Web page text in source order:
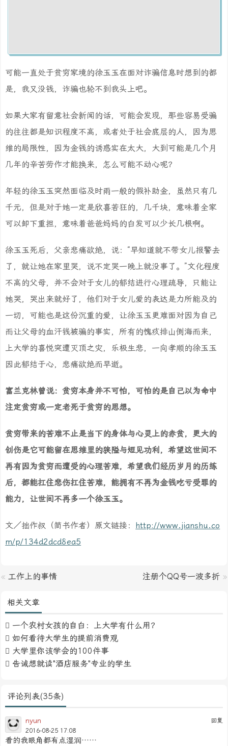
可能一直处于贫穷家境的徐玉玉在面对诈骗信息时想到的都
是，我又没钱，诈骗也轮不到我头上吧。
如果大家有留意社会新闻的话，可能会发现，那些容易受骗
的往往都是知识程度不高，或者处于社会底层的人，因为思
维的局限性，因为金钱的诱惑实在太大，大到可能是几个月
几年的辛苦劳作才能换来，怎么可能不动心呢？
年轻的徐玉玉突然面临及时雨一般的假补助金，虽然只有几
千元，但是对于她一定是欣喜若狂的，几千块，意味着全家
可以卸下重担，意味着爸爸妈妈的白发可以少长几根啊。
徐玉玉死后，父亲悲痛欲绝，说：“早知道就不带女儿报警去
了，就让她在家里哭，说不定哭一晚上就没事了。”文化程度
不高的父母，并不会对于女儿的郁结进行心理疏导，只能让
她哭，哭出来就好了，他们对于女儿爱的表达是力所能及的
一切，可能也是这份沉重的爱，让徐玉玉更难面对因为自己
而让父母的血汗钱被骗的事实，所有的愧疚排山倒海而来，
上大学的喜悦突遭灭顶之灾，乐极生悲，一向孝顺的徐玉玉
因此郁结于心，悲痛欲绝而早逝。
富兰克林曾说：贫穷本身并不可怕，可怕的是自己以为命中
注定贫穷或一定老死于贫穷的思想。
贫穷带来的苦难不止是当下的身体与心灵上的赤贫，更大的
创伤是它可能留在思维里的狭隘与短见功利，希望这世间不
再有因为贫穷而遭受的心理苦难，希望我们经历岁月的历练
后，都能扛住悲伤扛住苦难，能拥有不再为金钱吃亏受罪的
能力，让世间不再多一个徐玉玉。
文／拙作叔（简书作者）原文链接： http://www.jianshu.co
m/p/134d2dcd8ea5
« 工作上的事情 注册个QQ号一波多折 »
相关文章
一个农村女孩的自白：上大学有什么用？
如何看待大学生的提前消费观
大学里你该学会的100件事
告诫想就读"酒店服务"专业的学生
评论列表(35条)
回复
nyun
2016-08-25 17:08
看的我眼角都有点湿润……